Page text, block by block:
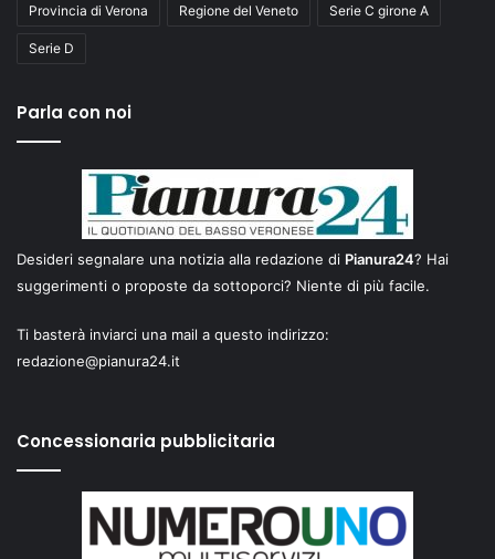
Provincia di Verona Regione del Veneto Serie C girone A
Serie D
Parla con noi
Desideri segnalare una notizia alla redazione di Pianura24? Hai
suggerimenti o proposte da sottoporci? Niente di più facile.
Ti basterà inviarci una mail a questo indirizzo:
redazione@pianura24.it
Concessionaria pubblicitaria